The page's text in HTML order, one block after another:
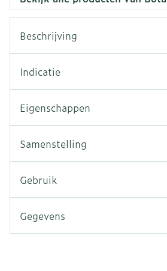
Beschrijving
Indicatie
Eigenschappen
Samenstelling
Gebruik
Gegevens